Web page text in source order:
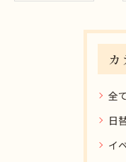
カ
全
日
イ